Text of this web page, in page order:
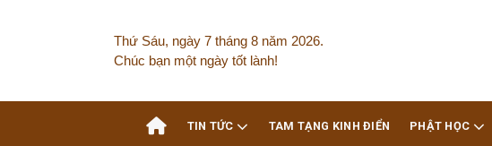
Thứ Sáu, ngày 7 tháng 8 năm 2026.
Chúc bạn một ngày tốt lành!
TIN TỨC TAM TẠNG KINH ĐIỂN PHẬT HỌC